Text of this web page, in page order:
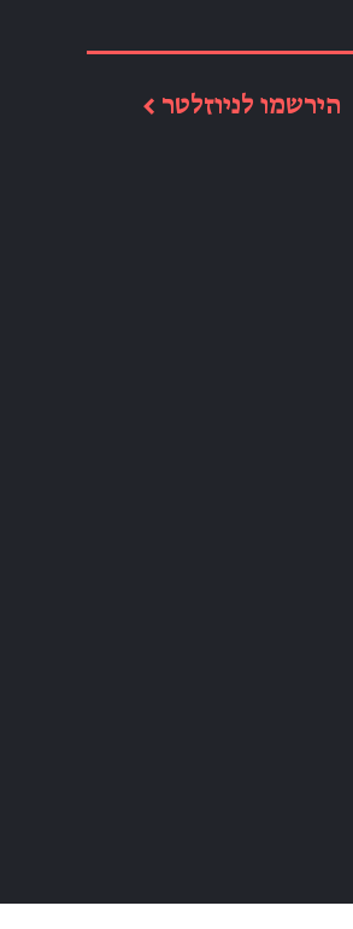
הירשמו לניוזלטר ←